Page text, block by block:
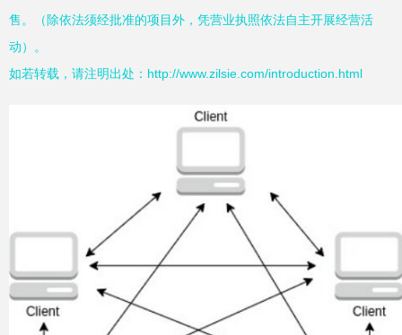
售。（除依法须经批准的项目外，凭营业执照依法自主开展经营活
动）。
如若转载，请注明出处：http://www.zilsie.com/introduction.html